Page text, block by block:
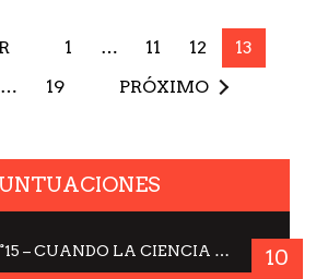
1 … 11 12
13
… 19 PRÓXIMO
LA BRUJULA N°15 – CUANDO LA CIENCIA MIRA AL CIELO, DRA. ELISABETH KÜBLER-ROSS 10